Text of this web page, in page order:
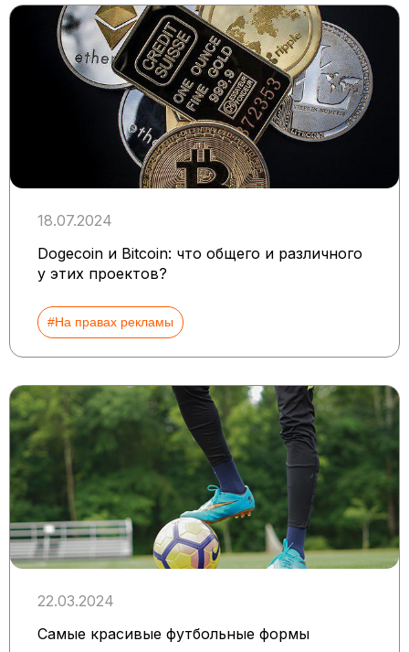
18.07.2024
Dogecoin и Bitcoin: что общего и различного
у этих проектов?
#На правах рекламы
22.03.2024
Cамые красивые футбольные формы